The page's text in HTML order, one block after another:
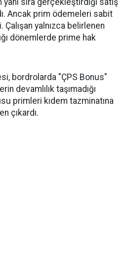
sıra gerçekleştirdiği satış
Ancak prim ödemeleri sabit
yalnızca belirlenen
dönemlerde prime hak
bordrolarda "ÇPS Bonus"
devamlılık taşımadığı
primleri kıdem tazminatına
çıkardı.